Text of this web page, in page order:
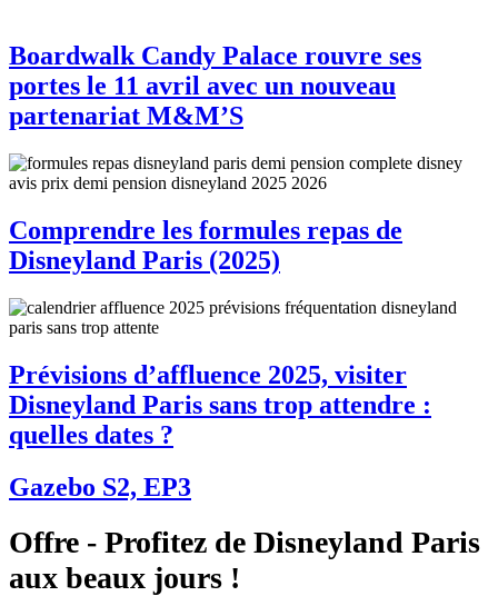
Boardwalk Candy Palace rouvre ses
portes le 11 avril avec un nouveau
partenariat M&M’S
Comprendre les formules repas de
Disneyland Paris (2025)
Prévisions d’affluence 2025, visiter
Disneyland Paris sans trop attendre :
quelles dates ?
Gazebo S2, EP3
Offre - Profitez de Disneyland Paris
aux beaux jours !